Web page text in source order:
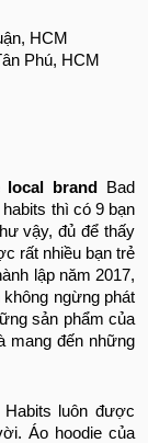
HCM
Phú, HCM
local brand
Bad
thì có 9 bạn
vậy, đủ để thấy
rất nhiều bạn trẻ
lập năm 2017,
ngừng phát
sản phẩm của
mang đến những
Habits luôn được
Áo hoodie của